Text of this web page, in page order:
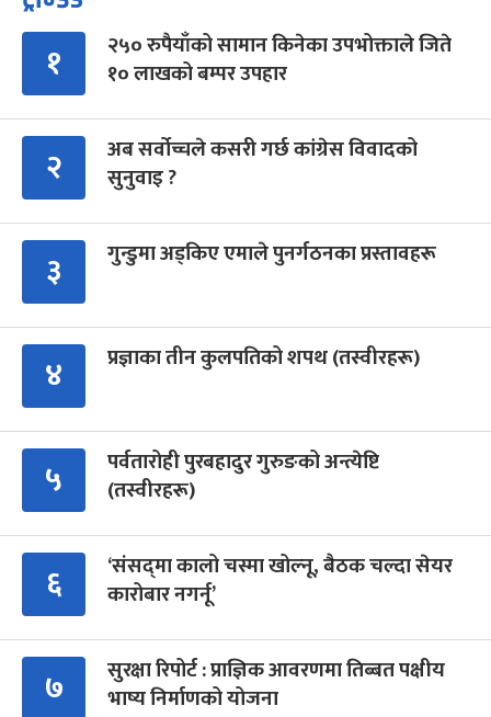
१
२५० रुपैयाँको सामान किनेका उपभोक्ताले जिते
१० लाखको बम्पर उपहार
२
अब सर्वोच्चले कसरी गर्छ कांग्रेस विवादको
सुनुवाइ ?
३ गुन्डुमा अड्किए एमाले पुनर्गठनका प्रस्तावहरू
४ प्रज्ञाका तीन कुलपतिको शपथ (तस्वीरहरू)
५
पर्वतारोही पुरबहादुर गुरुङको अन्त्येष्टि
(तस्वीरहरू)
६
‘संसद्‍मा कालो चस्मा खोल्नू, बैठक चल्दा सेयर
कारोबार नगर्नू’
७
सुरक्षा रिपोर्ट : प्राज्ञिक आवरणमा तिब्बत पक्षीय
भाष्य निर्माणको योजना